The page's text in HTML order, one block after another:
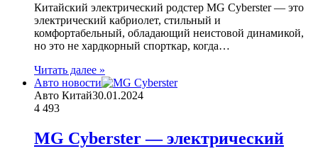
Китайский электрический родстер MG Cyberster — это
электрический кабриолет, стильный и
комфортабельный, обладающий неистовой динамикой,
но это не хардкорный спорткар, когда…
Читать далее »
Авто новости
Авто Китай30.01.2024
4 493
MG Cyberster — электрический